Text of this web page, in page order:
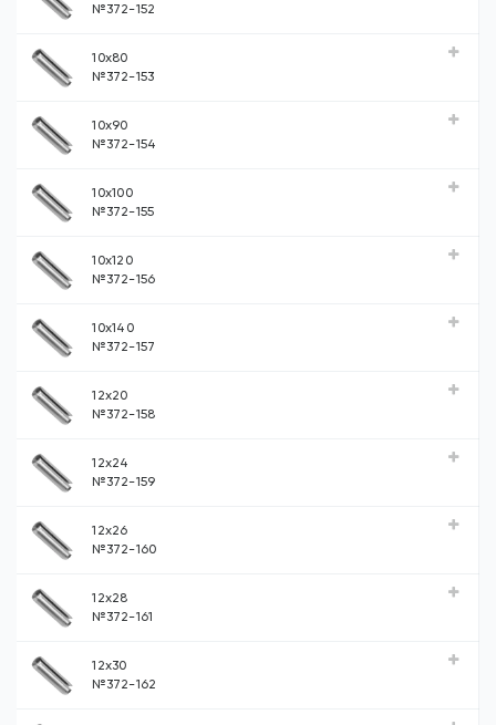
№372-152
10x80
№372-153
10x90
№372-154
10x100
№372-155
10x120
№372-156
10x140
№372-157
12x20
№372-158
12x24
№372-159
12x26
№372-160
12x28
№372-161
12x30
№372-162